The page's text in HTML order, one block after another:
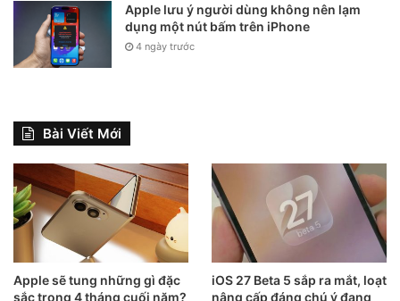
Apple lưu ý người dùng không nên lạm
dụng một nút bấm trên iPhone
4 ngày trước
Bài Viết Mới
Apple sẽ tung những gì đặc
sắc trong 4 tháng cuối năm?
iOS 27 Beta 5 sắp ra mắt, loạt
nâng cấp đáng chú ý đang